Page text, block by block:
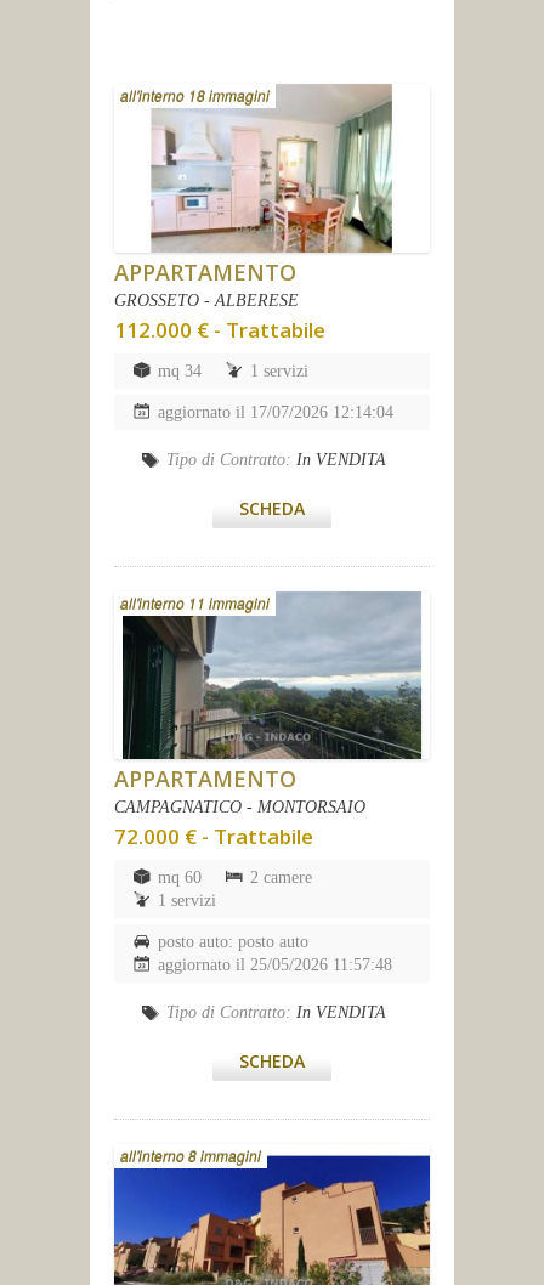
all'interno 18 immagini
APPARTAMENTO
GROSSETO - ALBERESE
112.000 € - Trattabile
mq 34 1 servizi
aggiornato il 17/07/2026 12:14:04
Tipo di Contratto: In VENDITA
SCHEDA
all'interno 11 immagini
APPARTAMENTO
CAMPAGNATICO - MONTORSAIO
72.000 € - Trattabile
mq 60
2 camere
1 servizi
posto auto: posto auto
aggiornato il 25/05/2026 11:57:48
Tipo di Contratto: In VENDITA
SCHEDA
all'interno 8 immagini